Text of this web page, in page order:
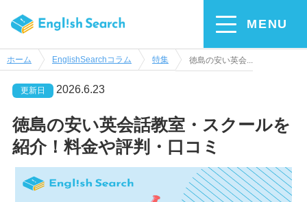
MENU
ホーム EnglishSearchコラム 特集 徳島の安い英会...
更新日 2026.6.23
徳島の安い英会話教室・スクールを
紹介！料金や評判・口コミ